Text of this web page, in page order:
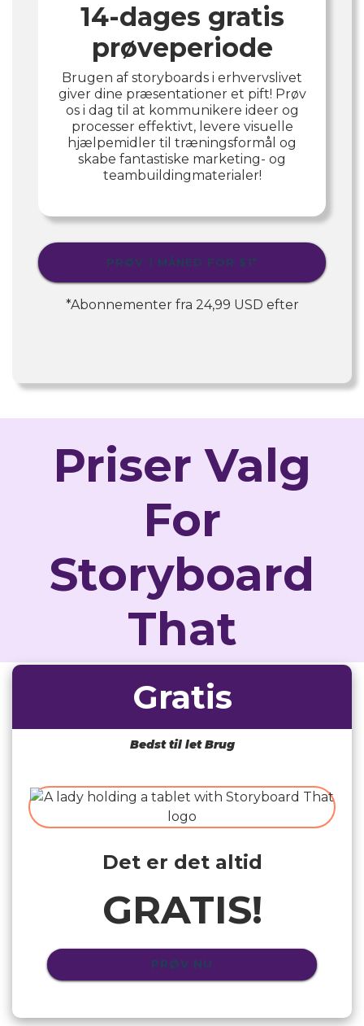
14-dages gratis
prøveperiode
Brugen af ​​storyboards i erhvervslivet
giver dine præsentationer et pift! Prøv
os i dag til at kommunikere ideer og
processer effektivt, levere visuelle
hjælpemidler til træningsformål og
skabe fantastiske marketing- og
teambuildingmaterialer!
PRØV 1 MÅNED FOR $1*
*Abonnementer fra 24,99 USD efter
Priser Valg
For
Storyboard
That
Gratis
Bedst til let Brug
Det er det altid
GRATIS!
PRØV NU